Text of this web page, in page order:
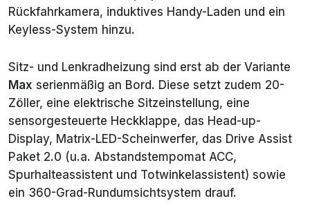
Rückfahrkamera, induktives Handy-Laden und ein
Keyless-System hinzu.
Sitz- und Lenkradheizung sind erst ab der Variante
Max serienmäßig an Bord. Diese setzt zudem 20-
Zöller, eine elektrische Sitzeinstellung, eine
sensorgesteuerte Heckklappe, das Head-up-
Display, Matrix-LED-Scheinwerfer, das Drive Assist
Paket 2.0 (u.a. Abstandstempomat ACC,
Spurhalteassistent und Totwinkelassistent) sowie
ein 360-Grad-Rundumsichtsystem drauf.